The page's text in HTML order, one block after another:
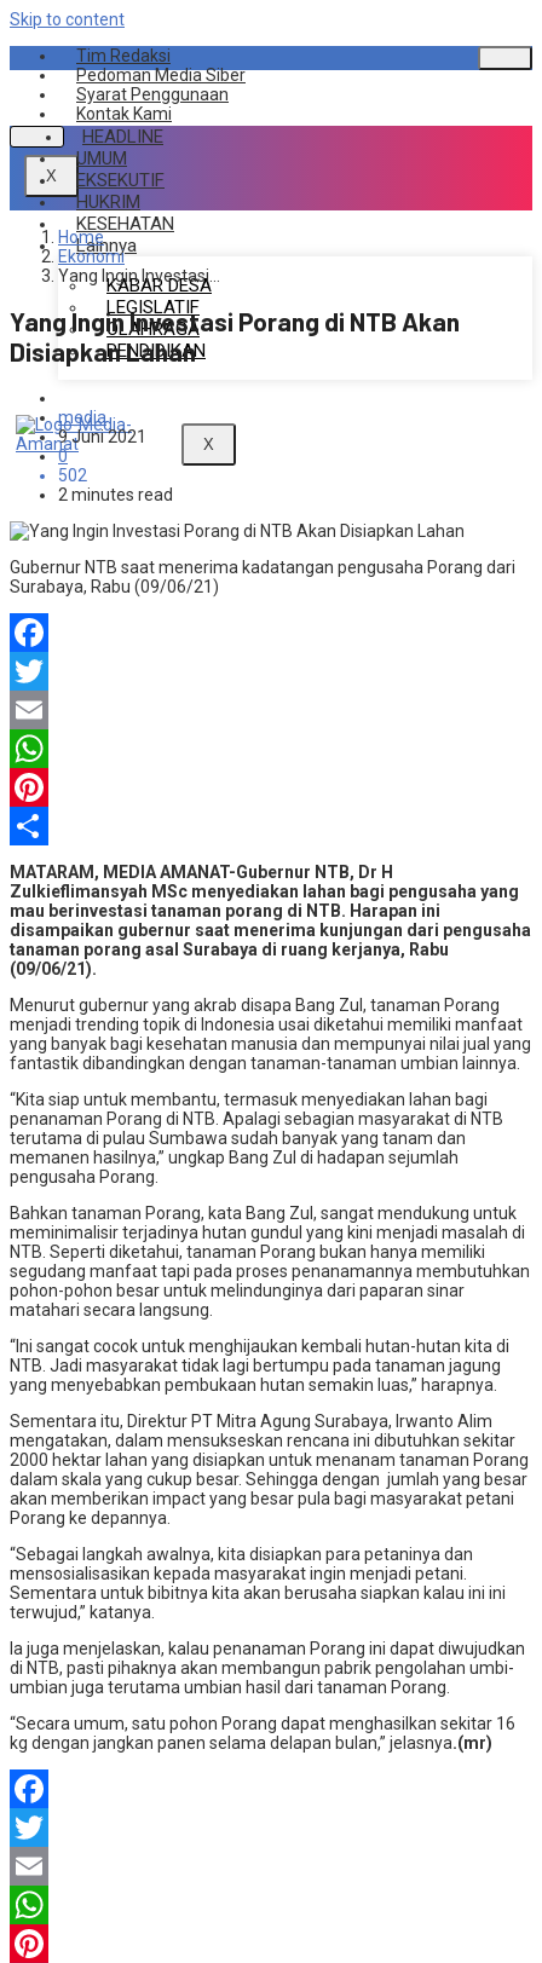
Skip to content
Tim Redaksi
Pedoman Media Siber
Syarat Penggunaan
Kontak Kami
X
HEADLINE
UMUM
EKSEKUTIF
HUKRIM
KESEHATAN
Lainnya
KABAR DESA
LEGISLATIF
OLAHRAGA
PENDIDIKAN
X
Home
Ekonomi
Yang Ingin Investasi…
Yang Ingin Investasi Porang di NTB Akan
Disiapkan Lahan
media
9 Juni 2021
0
502
2 minutes read
Gubernur NTB saat menerima kadatangan pengusaha Porang dari
Surabaya, Rabu (09/06/21)
Facebook
Twitter
Email
WhatsApp
Pinterest
Share
MATARAM, MEDIA AMANAT-Gubernur NTB, Dr H
Zulkieflimansyah MSc menyediakan lahan bagi pengusaha yang
mau berinvestasi tanaman porang di NTB. Harapan ini
disampaikan gubernur saat menerima kunjungan dari pengusaha
tanaman porang asal Surabaya di ruang kerjanya, Rabu
(09/06/21).
Menurut gubernur yang akrab disapa Bang Zul, tanaman Porang
menjadi trending topik di Indonesia usai diketahui memiliki manfaat
yang banyak bagi kesehatan manusia dan mempunyai nilai jual yang
fantastik dibandingkan dengan tanaman-tanaman umbian lainnya.
“Kita siap untuk membantu, termasuk menyediakan lahan bagi
penanaman Porang di NTB. Apalagi sebagian masyarakat di NTB
terutama di pulau Sumbawa sudah banyak yang tanam dan
memanen hasilnya,” ungkap Bang Zul di hadapan sejumlah
pengusaha Porang.
Bahkan tanaman Porang, kata Bang Zul, sangat mendukung untuk
meminimalisir terjadinya hutan gundul yang kini menjadi masalah di
NTB. Seperti diketahui, tanaman Porang bukan hanya memiliki
segudang manfaat tapi pada proses penanamannya membutuhkan
pohon-pohon besar untuk melindunginya dari paparan sinar
matahari secara langsung.
“Ini sangat cocok untuk menghijaukan kembali hutan-hutan kita di
NTB. Jadi masyarakat tidak lagi bertumpu pada tanaman jagung
yang menyebabkan pembukaan hutan semakin luas,” harapnya.
Sementara itu, Direktur PT Mitra Agung Surabaya, Irwanto Alim
mengatakan, dalam mensukseskan rencana ini dibutuhkan sekitar
2000 hektar lahan yang disiapkan untuk menanam tanaman Porang
dalam skala yang cukup besar. Sehingga dengan jumlah yang besar
akan memberikan impact yang besar pula bagi masyarakat petani
Porang ke depannya.
“Sebagai langkah awalnya, kita disiapkan para petaninya dan
mensosialisasikan kepada masyarakat ingin menjadi petani.
Sementara untuk bibitnya kita akan berusaha siapkan kalau ini ini
terwujud,” katanya.
Ia juga menjelaskan, kalau penanaman Porang ini dapat diwujudkan
di NTB, pasti pihaknya akan membangun pabrik pengolahan umbi-
umbian juga terutama umbian hasil dari tanaman Porang.
“Secara umum, satu pohon Porang dapat menghasilkan sekitar 16
kg dengan jangkan panen selama delapan bulan,” jelasnya.(mr)
Facebook
Twitter
Email
WhatsApp